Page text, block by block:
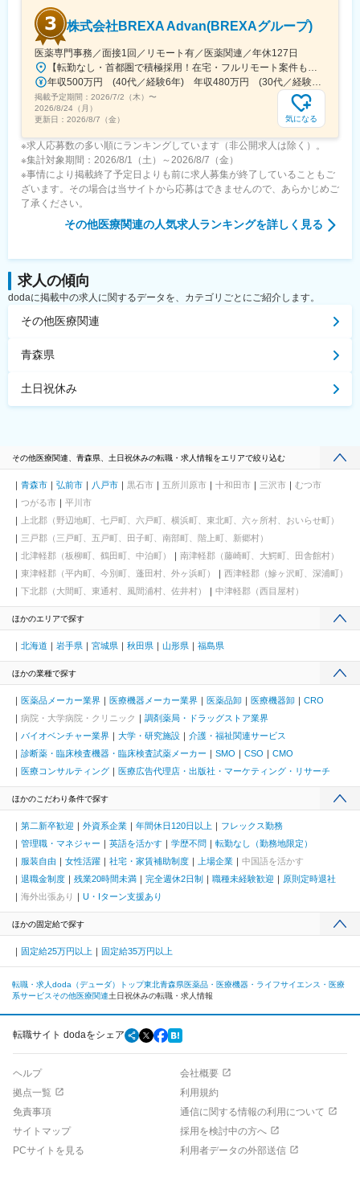
30代～40代で構成されています。
お子様がおられる社員が多く、在宅勤務のため子育てしながらキ
ャリアを築ける環境です。
こちらの組織には、内資外資の製薬企業でのCMC業務の経験者や
研究所での経験、CMC薬事の経験者が多いです。
変更の範囲：会社の定める業務
株式会社BREXA Advan(BREXAグループ)
医薬専門事務／面接1回／リモート有／医薬関連／年休127日
掲載予定期間： 2026/7/2（木） 〜
2026/8/24（月）
更新日： 2026/8/7（金） 気になる
※求人応募数の多い順にランキングしています（非公開求人は除く）。
※集計対象期間：2026/8/1（土）～2026/8/7（金）
※事情により掲載終了予定日よりも前に求人募集が終了していることもご
ざいます。その場合は当サイトから応募はできませんので、あらかじめご
了承ください。
その他医療関連の人気求人ランキングを詳しく見る
求人の傾向
dodaに掲載中の求人に関するデータを、カテゴリごとにご紹介します。
その他医療関連
青森県
土日祝休み
その他医療関連、青森県、土日祝休みの転職・求人情報をエリアで絞り込む
青森市 弘前市 八戸市 黒石市 五所川原市 十和田市 三沢市
むつ市
つがる市
平川市
上北郡（野辺地町、七戸町、六戸町、横浜町、東北町、六ヶ所村、おいらせ町）
三戸郡（三戸町、五戸町、田子町、南部町、階上町、新郷村）
北津軽郡（板柳町、鶴田町、中泊町）
南津軽郡（藤崎町、大鰐町、田舎館村）
東津軽郡（平内町、今別町、蓬田村、外ヶ浜町）
西津軽郡（鰺ヶ沢町、深浦町）
下北郡（大間町、東通村、風間浦村、佐井村）
中津軽郡（西目屋村）
ほかのエリアで探す
北海道 岩手県 宮城県 秋田県 山形県 福島県
ほかの業種で探す
医薬品メーカー業界 医療機器メーカー業界 医薬品卸 医療機器卸
CRO
病院・大学病院・クリニック
調剤薬局・ドラッグストア業界
バイオベンチャー業界
大学・研究施設
介護・福祉関連サービス
診断薬・臨床検査機器・臨床検査試薬メーカー
SMO CSO
CMO
医療コンサルティング
医療広告代理店・出版社・マーケティング・リサーチ
ほかのこだわり条件で探す
第二新卒歓迎 外資系企業 年間休日120日以上
フレックス勤務
管理職・マネジャー
英語を活かす 学歴不問
転勤なし（勤務地限定）
服装自由
女性活躍 社宅・家賃補助制度 上場企業
中国語を活かす
退職金制度
残業20時間未満 完全週休2日制 職種未経験歓迎
原則定時退社
海外出張あり
U・Iターン支援あり
ほかの固定給で探す
固定給25万円以上 固定給35万円以上
転職・求人doda（デューダ）トップ東北青森県医薬品・医療機器・ライフサイエンス・医療
系サービス その他医療関連土日祝休みの転職・求人情報
転職サイト dodaをシェア
ヘルプ
会社概要
拠点一覧
利用規約
免責事項
通信に関する情報の利用について
サイトマップ
採用を検討中の方へ
PCサイトを見る
利用者データの外部送信